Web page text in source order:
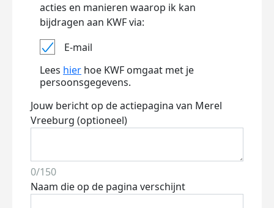
acties en manieren waarop ik kan
bijdragen aan KWF via:
E-mail
Lees hier hoe KWF omgaat met je
persoonsgegevens.
Jouw bericht op de actiepagina van Merel
Vreeburg (optioneel)
0/150
Naam die op de pagina verschijnt